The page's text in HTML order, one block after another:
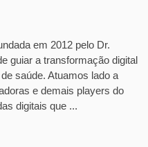
em 2012 pelo Dr.
guiar a transformação digital
saúde. Atuamos lado a
e demais players do
digitais que ...